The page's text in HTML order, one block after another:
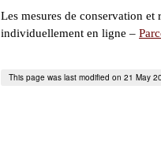
Les mesures de conservation
individuellement en ligne –
This page was last modified on 21 May